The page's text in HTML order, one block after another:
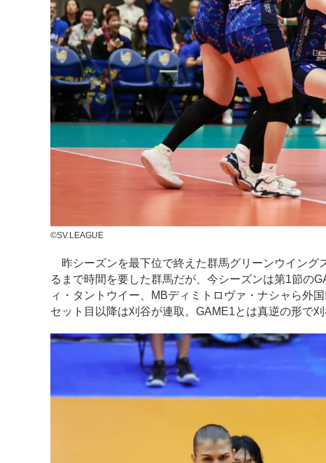
©SV.LEAGUE
昨シーズンを最下位で終えた群馬グリーンウイング
るまで時間を要した群馬だが、今シーズンは第1節の
ィ・タントウイー、MBディミトロヴァ・ナシャら外
セット目以降は刈谷が連取。GAME1とは真逆の形で刈